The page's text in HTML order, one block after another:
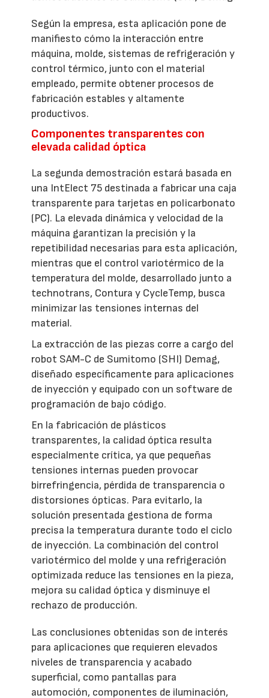
Según la empresa, esta aplicación pone de
manifiesto cómo la interacción entre
máquina, molde, sistemas de refrigeración y
control térmico, junto con el material
empleado, permite obtener procesos de
fabricación estables y altamente
productivos.
Componentes transparentes con
elevada calidad óptica
La segunda demostración estará basada en
una IntElect 75 destinada a fabricar una caja
transparente para tarjetas en policarbonato
(PC). La elevada dinámica y velocidad de la
máquina garantizan la precisión y la
repetibilidad necesarias para esta aplicación,
mientras que el control variotérmico de la
temperatura del molde, desarrollado junto a
technotrans, Contura y CycleTemp, busca
minimizar las tensiones internas del
material.
La extracción de las piezas corre a cargo del
robot SAM-C de Sumitomo (SHI) Demag,
diseñado específicamente para aplicaciones
de inyección y equipado con un software de
programación de bajo código.
En la fabricación de plásticos
transparentes, la calidad óptica resulta
especialmente crítica, ya que pequeñas
tensiones internas pueden provocar
birrefringencia, pérdida de transparencia o
distorsiones ópticas. Para evitarlo, la
solución presentada gestiona de forma
precisa la temperatura durante todo el ciclo
de inyección. La combinación del control
variotérmico del molde y una refrigeración
optimizada reduce las tensiones en la pieza,
mejora su calidad óptica y disminuye el
rechazo de producción.
Las conclusiones obtenidas son de interés
para aplicaciones que requieren elevados
niveles de transparencia y acabado
superficial, como pantallas para
automoción, componentes de iluminación,